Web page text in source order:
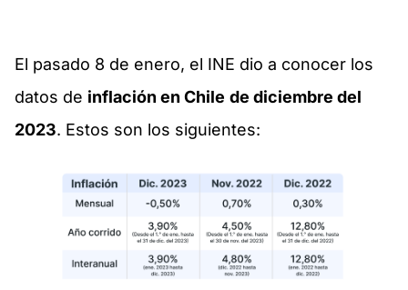
El pasado 8 de enero, el INE dio a conocer los
datos de inflación en Chile de diciembre del
2023. Estos son los siguientes: